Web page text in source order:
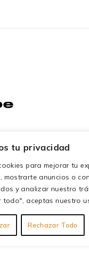
tu privacidad
para mejorar tu
mostrarte anuncios o
y analizar nuestro
todo", aceptas nuestro
Rechazar Todo
para